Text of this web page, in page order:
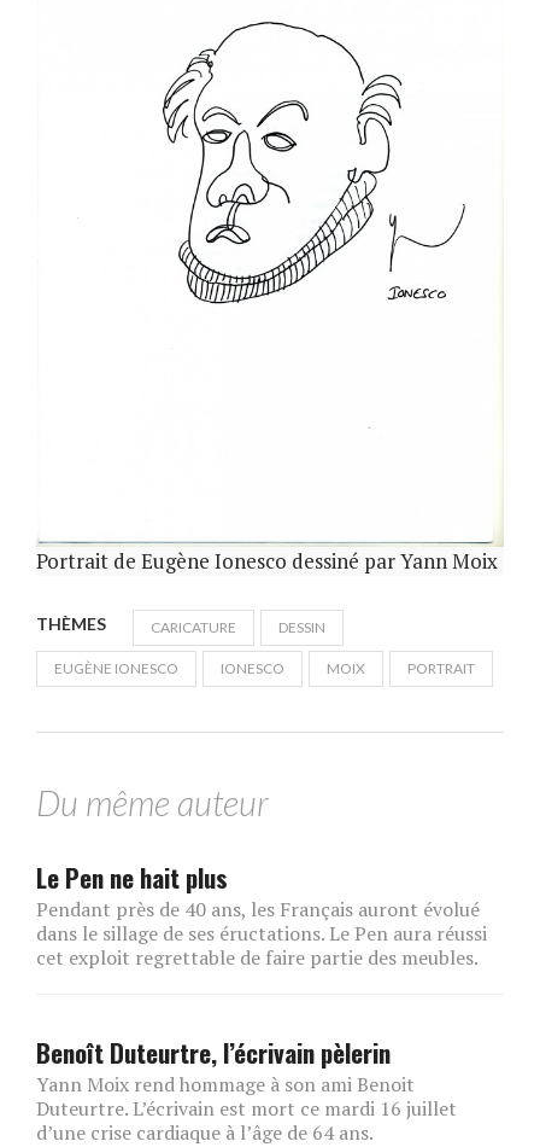
Portrait de Eugène Ionesco dessiné par Yann Moix
THÈMES CARICATURE DESSIN
EUGÈNE IONESCO IONESCO MOIX PORTRAIT
Du même auteur
Le Pen ne hait plus
Pendant près de 40 ans, les Français auront évolué
dans le sillage de ses éructations. Le Pen aura réussi
cet exploit regrettable de faire partie des meubles.
Benoît Duteurtre, l’écrivain pèlerin
Yann Moix rend hommage à son ami Benoit
Duteurtre. L’écrivain est mort ce mardi 16 juillet
d’une crise cardiaque à l’âge de 64 ans.